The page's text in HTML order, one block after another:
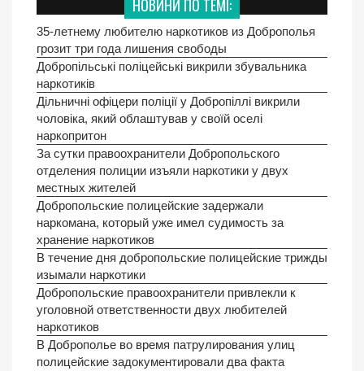
НОВИНИ ПО ТЕМІ:
35-летнему любителю наркотиков из Доброполья
грозит три года лишения свободы
Добропільські поліцейські викрили збувальника
наркотиків
Дільничні офіцери поліції у Добропiллi викрили
чоловіка, який облаштував у своїй оселі
наркопритон
За сутки правоохранители Добропольского
отделения полиции изъяли наркотики у двух
местных жителей
Добропольские полицейские задержали
наркомана, который уже имел судимость за
хранение наркотиков
В течение дня добропольские полицейские трижды
изымали наркотики
Добропольские правоохранители привлекли к
уголовной ответственности двух любителей
наркотиков
В Доброполье во время патрулирования улиц
полицейские задокументировали два факта